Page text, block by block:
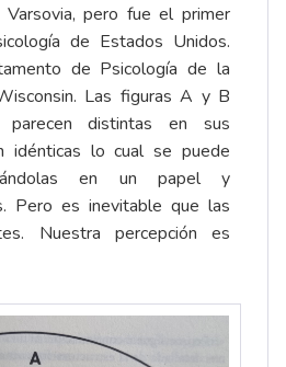
pero fue el primer
de Estados Unidos.
de Psicología de la
Las figuras A y B
parecen distintas en sus
idénticas lo cual se puede
en un papel y
Pero es inevitable que las
Nuestra percepción es